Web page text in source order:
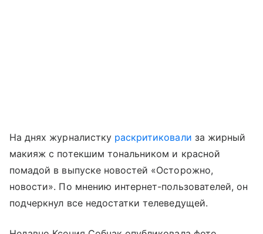
На днях журналистку раскритиковали за жирный
макияж с потекшим тональником и красной
помадой в выпуске новостей «Осторожно,
новости». По мнению интернет-пользователей, он
подчеркнул все недостатки телеведущей.